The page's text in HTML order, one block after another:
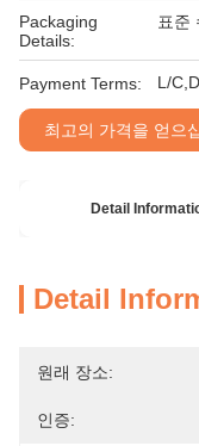
Packaging
Details:
표준
Payment Terms: L/
최고의 가격을 얻으
Detail
Detail
원래 장소:
인증: